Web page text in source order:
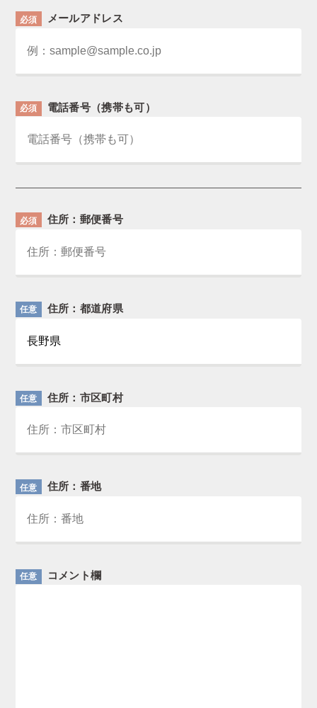
必須 メールアドレス
必須 電話番号（携帯も可）
必須 住所：郵便番号
任意 住所：都道府県
任意 住所：市区町村
任意 住所：番地
任意 コメント欄